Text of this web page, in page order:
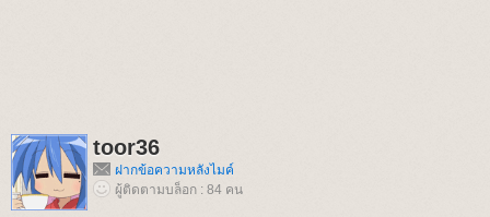
toor36
ฝากข้อความหลังไมค์
ผู้ติดตามบล็อก : 84 คน